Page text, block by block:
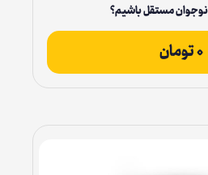
مستقل باشیم؟
۰تومان